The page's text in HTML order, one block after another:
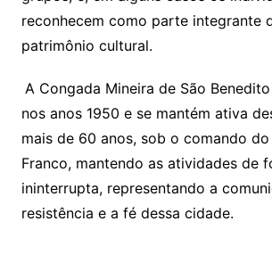
reconhecem como parte integrante
patrimônio cultural.
A Congada Mineira de São
nos anos 1950 e se mantém ativa
mais de 60 anos, sob o comando
Franco, mantendo as atividades de
ininterrupta, representando a
resistência e a fé dessa cidade.